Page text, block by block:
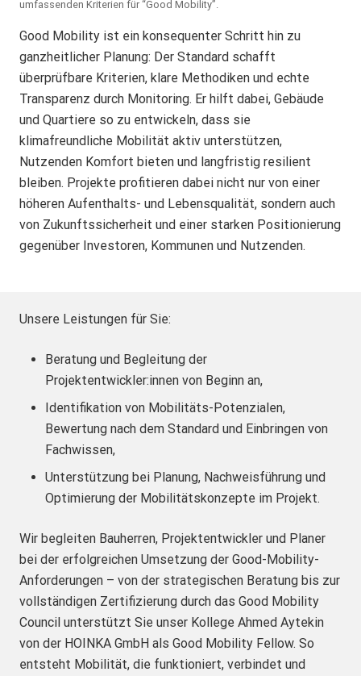
umfassenden Kriterien für “Good Mobility”.
Good Mobility ist ein konsequenter Schritt hin zu
ganzheitlicher Planung: Der Standard schafft
überprüfbare Kriterien, klare Methodiken und echte
Transparenz durch Monitoring. Er hilft dabei, Gebäude
und Quartiere so zu entwickeln, dass sie
klimafreundliche Mobilität aktiv unterstützen,
Nutzenden Komfort bieten und langfristig resilient
bleiben. Projekte profitieren dabei nicht nur von einer
höheren Aufenthalts- und Lebensqualität, sondern auch
von Zukunftssicherheit und einer starken Positionierung
gegenüber Investoren, Kommunen und Nutzenden.
Unsere Leistungen für Sie:
Beratung und Begleitung der
Projektentwickler:innen von Beginn an,
Identifikation von Mobilitäts-Potenzialen,
Bewertung nach dem Standard und Einbringen von
Fachwissen,
Unterstützung bei Planung, Nachweisführung und
Optimierung der Mobilitätskonzepte im Projekt.
Wir begleiten Bauherren, Projektentwickler und Planer
bei der erfolgreichen Umsetzung der Good-Mobility-
Anforderungen – von der strategischen Beratung bis zur
vollständigen Zertifizierung durch das Good Mobility
Council unterstützt Sie unser Kollege Ahmed Aytekin
von der HOINKA GmbH als Good Mobility Fellow. So
entsteht Mobilität, die funktioniert, verbindet und